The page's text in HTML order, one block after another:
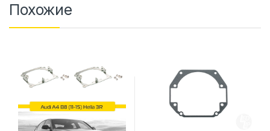
Похожие